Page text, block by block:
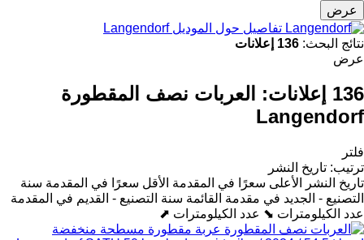
عرض
تفاصيل حول الموديل Langendorf
نتائج البحث: 136 إعلانات
عرض
136 إعلانات:
العربات نصف المقطورة
Langendorf
فلتر
ترتيب: تاريخ النشر
تاريخ النشر
الأعلى سعرًا في المقدمة الأقل سعرًا في المقدمة سنة
التصنيع - الجديد في مقدمة القائمة سنة التصنيع - القديم في المقدمة
عدد الكيلومترات ⬊ عدد الكيلومترات ⬈